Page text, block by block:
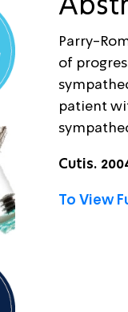
Parry-
of
patient
Cutis.
To View